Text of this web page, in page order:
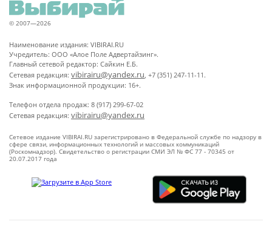
© 2007—2026
Наименование издания: VIBIRAI.RU
Учредитель: ООО «Алое Поле Адвертайзинг».
Главный сетевой редактор: Сайкин Е.Б.
Сетевая редакция: vibirairu@yandex.ru, +7 (351) 247-11-11.
Знак информационной продукции: 16+.
Телефон отдела продаж: 8 (917) 299-67-02
Сетевая редакция: vibirairu@yandex.ru
Сетевое издание VIBIRAI.RU зарегистрировано в Федеральной службе по надзору в
сфере связи, информационных технологий и массовых коммуникаций
(Роскомнадзор). Свидетельство о регистрации СМИ ЭЛ № ФС 77 - 70345 от
20.07.2017 года